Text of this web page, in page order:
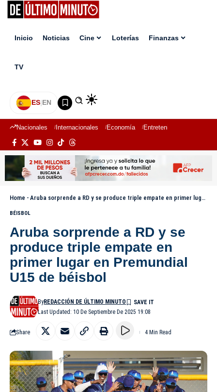
Inicio Noticias Cine Loterías Finanzas
TV
ES|EN
Nacionales Internacionales Economía Entretenimiento
Home - Aruba sorprende a RD y se produce triple empate en primer lugar en Premundial U15 de béisbol
BÉISBOL
Aruba sorprende a RD y se
produce triple empate en
primer lugar en Premundial
U15 de béisbol
Last Updated: 10 De Septiembre De 2025 19:08
ByREDACCIÓN DE ÚLTIMO MINUTO
Share 4 Min Read